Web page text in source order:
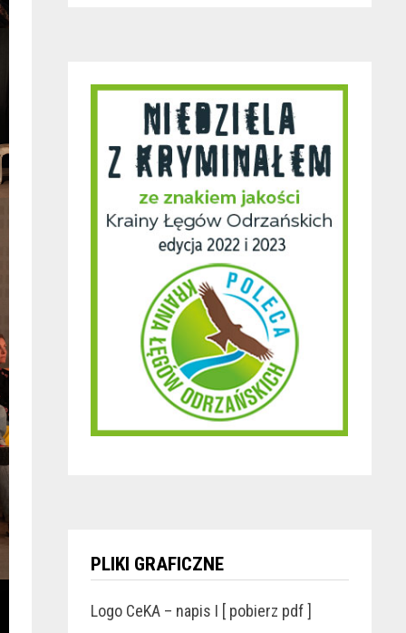
PLIKI GRAFICZNE
Logo CeKA – napis I [ pobierz pdf ]